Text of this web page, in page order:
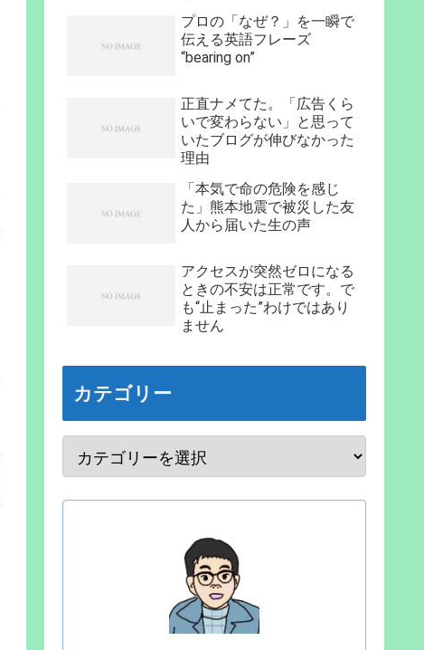
プロの「なぜ？」を一瞬で
伝える英語フレーズ
“bearing on”
正直ナメてた。「広告くら
いで変わらない」と思って
いたブログが伸びなかった
理由
「本気で命の危険を感じ
た」熊本地震で被災した友
人から届いた生の声
アクセスが突然ゼロになる
ときの不安は正常です。で
も“止まった”わけではあり
ません
カテゴリー